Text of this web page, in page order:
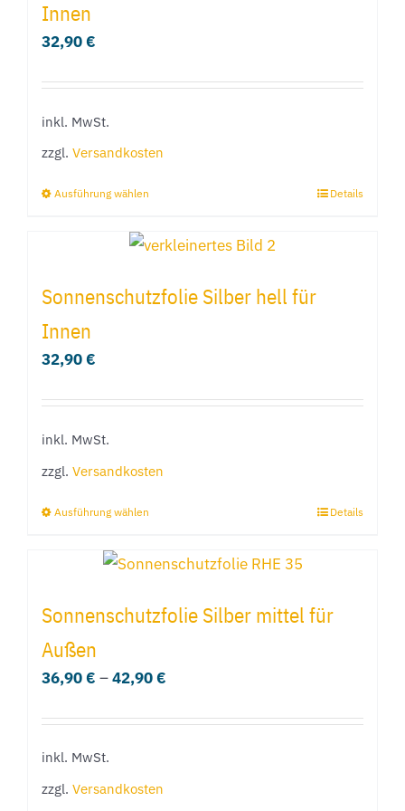
Innen
32,90€
inkl. MwSt.
zzgl. Versandkosten
Ausführung wählen
weist
Varianten
der
Details
Sonnenschutzfolie Silber hell für
Innen
32,90€
inkl. MwSt.
zzgl. Versandkosten
Ausführung wählen
weist
Varianten
Die
der
Details
Sonnenschutzfolie Silber mittel für
Außen
36,90€ –42,90€
inkl. MwSt.
zzgl. Versandkosten